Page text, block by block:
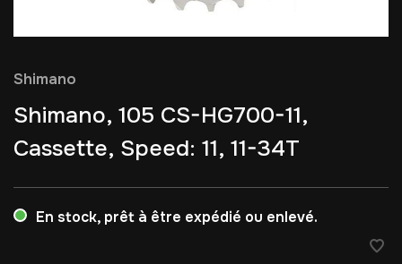
Shimano
Shimano, 105 CS-HG700-11,
Cassette, Speed: 11, 11-34T
En stock, prêt à être expédié ou enlevé.